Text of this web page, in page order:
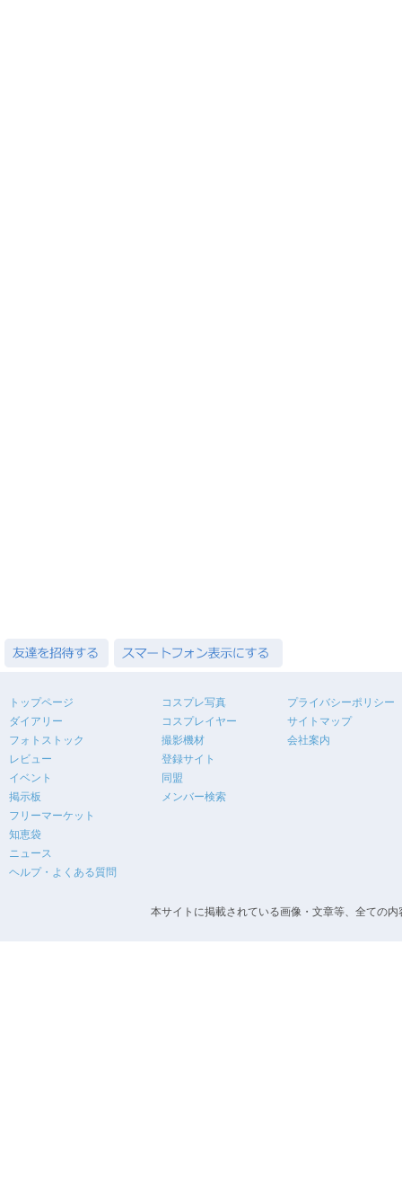
トップページ
ダイアリー
フォトストック
レビュー
イベント
掲示板
フリーマーケット
知恵袋
ニュース
ヘルプ・よくある質問
コスプレ写真
コスプレイヤー
撮影機材
登録サイト
同盟
メンバー検索
プライバシーポリシー
サイトマップ
会社案内
本サイトに掲載されている画像・文章等、全ての